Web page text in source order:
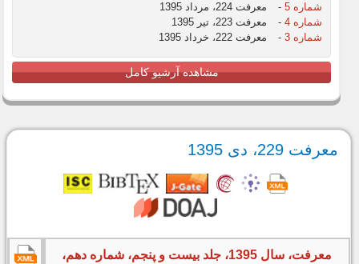
شماره 5
-
معرفت 224، مرداد 1395
شماره 4
-
معرفت 223، تیر 1395
شماره 3
- معرفت 222، خرداد 1395
مشاهده آرشیو کامل
معرفت 229، دی 1395
معرفت، سال 1395، جلد بیست و پنجم، شماره دهم،